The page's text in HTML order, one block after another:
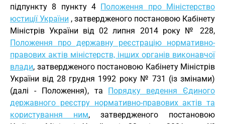
підпункту 8 пункту 4 Положення про Міністерство
юстиції України , затвердженого постановою Кабінету
Міністрів України від 02 липня 2014 року № 228,
Положення про державну реєстрацію нормативно-
правових актів міністерств, інших органів виконавчої
влади, затвердженого постановою Кабінету Міністрів
України від 28 грудня 1992 року № 731 (із змінами)
(далі - Положення), та Порядку ведення Єдиного
державного реєстру нормативно-правових актів та
користування ним, затвердженого постановою